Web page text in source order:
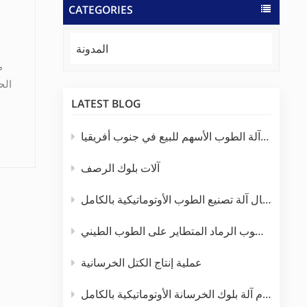
CATEGORIES
المدونة
LATEST BLOG
الصين آلة الطوب الأسهم للبيع في جنوب أفريقيا
آلات بلوك الرصف
إدخال آلة تصنيع الطوب الأوتوماتيكية بالكامل
مزايا طوب الرماد المتطاير على الطوب الطيني
عملية إنتاج الكتل الخرسانية